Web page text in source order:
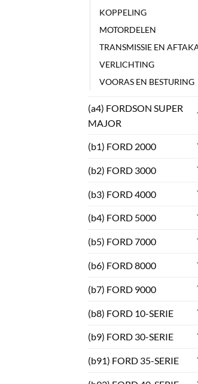
KOPPELING
MOTORDELEN
TRANSMISSIE EN
VERLICHTING
VOORAS EN BESTURING
(a4) FORDSON SUPER
MAJOR
(b1) FORD 2000
(b2) FORD 3000
(b3) FORD 4000
(b4) FORD 5000
(b5) FORD 7000
(b6) FORD 8000
(b7) FORD 9000
(b8) FORD 10-SERIE
(b9) FORD 30-SERIE
(b91) FORD 35-SERIE